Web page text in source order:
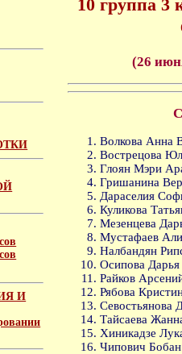
И
10 группа 3
(26
Волкова Анна
Вострецова
Глоян Мэри
Гришанина
Дараселия
Куликова
Мезенцева
Мустафаев
Налбандян
Осипова
Райков
Рябова
Севостьянова
Тайсаева
Хиникадзе
Чипович